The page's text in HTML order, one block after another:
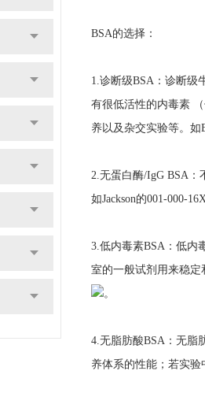
BSA的选择：
1.诊断级BSA：诊断级
有很低活性的内毒素
养以及杂交实验等。如
2.无蛋白酶/IgG BSA：
如Jackson的001-000-
3.低内毒素BSA：低内
室的一般试剂用来稳定
。
4.无脂肪酸BSA：无脂
养体系的性能；若实